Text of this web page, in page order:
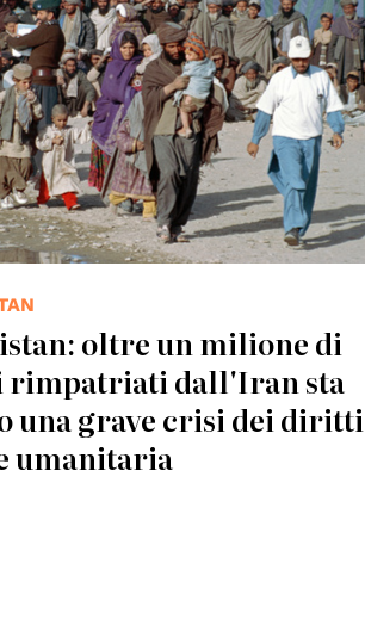
oltre un milione di
rimpatriati dall'Iran sta
una grave crisi dei diritti
umanitaria